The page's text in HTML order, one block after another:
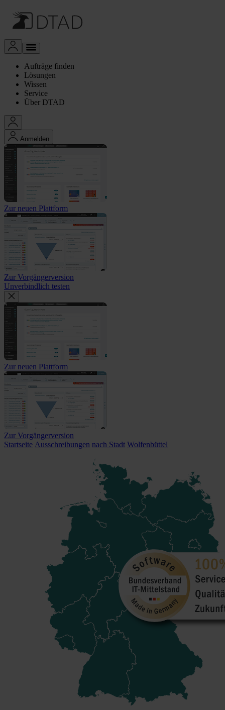
Aufträge finden
Lösungen
Wissen
Service
Über DTAD
Anmelden
Zur neuen Plattform
Zur Vorgängerversion
Unverbindlich testen
Zur neuen Plattform
Zur Vorgängerversion
Startseite Ausschreibungen nach Stadt Wolfenbüttel